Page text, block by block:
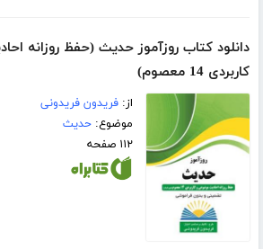
دانلود کتاب روزآموز حدیث (حفظ روزانه
کاربردی 14 معصوم)
از:فریدون فریدونی
موضوع:حدیث
۱۱۲ صفحه